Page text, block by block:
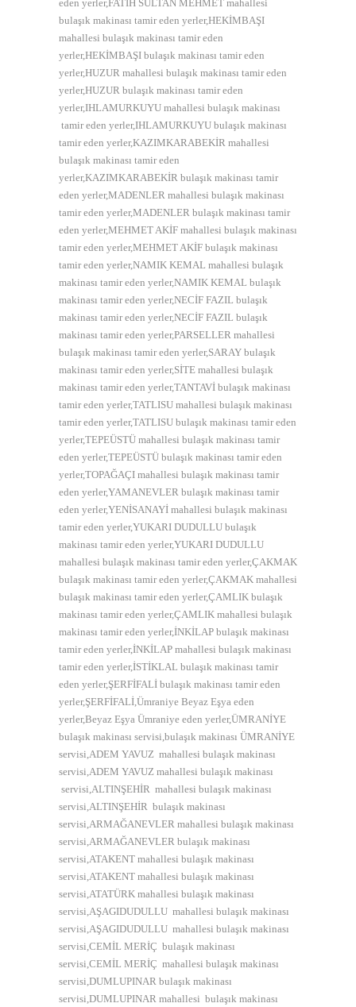
eden yerler,FATİH SULTAN MEHMET mahallesi
bulaşık makinası tamir eden yerler,HEKİMBAŞI
mahallesi bulaşık makinası tamir eden
yerler,HEKİMBAŞI bulaşık makinası tamir eden
yerler,HUZUR mahallesi bulaşık makinası tamir eden
yerler,HUZUR bulaşık makinası tamir eden
yerler,IHLAMURKUYU mahallesi bulaşık makinası
tamir eden yerler,IHLAMURKUYU bulaşık makinası
tamir eden yerler,KAZIMKARABEKİR mahallesi
bulaşık makinası tamir eden
yerler,KAZIMKARABEKİR bulaşık makinası tamir
eden yerler,MADENLER mahallesi bulaşık makinası
tamir eden yerler,MADENLER bulaşık makinası tamir
eden yerler,MEHMET AKİF mahallesi bulaşık makinası
tamir eden yerler,MEHMET AKİF bulaşık makinası
tamir eden yerler,NAMIK KEMAL mahallesi bulaşık
makinası tamir eden yerler,NAMIK KEMAL bulaşık
makinası tamir eden yerler,NECİF FAZIL bulaşık
makinası tamir eden yerler,NECİF FAZIL bulaşık
makinası tamir eden yerler,PARSELLER mahallesi
bulaşık makinası tamir eden yerler,SARAY bulaşık
makinası tamir eden yerler,SİTE mahallesi bulaşık
makinası tamir eden yerler,TANTAVİ bulaşık makinası
tamir eden yerler,TATLISU mahallesi bulaşık makinası
tamir eden yerler,TATLISU bulaşık makinası tamir eden
yerler,TEPEÜSTÜ mahallesi bulaşık makinası tamir
eden yerler,TEPEÜSTÜ bulaşık makinası tamir eden
yerler,TOPAĞAÇI mahallesi bulaşık makinası tamir
eden yerler,YAMANEVLER bulaşık makinası tamir
eden yerler,YENİSANAYİ mahallesi bulaşık makinası
tamir eden yerler,YUKARI DUDULLU bulaşık
makinası tamir eden yerler,YUKARI DUDULLU
mahallesi bulaşık makinası tamir eden yerler,ÇAKMAK
bulaşık makinası tamir eden yerler,ÇAKMAK mahallesi
bulaşık makinası tamir eden yerler,ÇAMLIK bulaşık
makinası tamir eden yerler,ÇAMLIK mahallesi bulaşık
makinası tamir eden yerler,İNKİLAP bulaşık makinası
tamir eden yerler,İNKİLAP mahallesi bulaşık makinası
tamir eden yerler,İSTİKLAL bulaşık makinası tamir
eden yerler,ŞERFİFALİ bulaşık makinası tamir eden
yerler,ŞERFİFALİ,Ümraniye Beyaz Eşya eden
yerler,Beyaz Eşya Ümraniye eden yerler,ÜMRANİYE
bulaşık makinası servisi,bulaşık makinası ÜMRANİYE
servisi,ADEM YAVUZ mahallesi bulaşık makinası
servisi,ADEM YAVUZ mahallesi bulaşık makinası
servisi,ALTINŞEHİR mahallesi bulaşık makinası
servisi,ALTINŞEHİR bulaşık makinası
servisi,ARMAĞANEVLER mahallesi bulaşık makinası
servisi,ARMAĞANEVLER bulaşık makinası
servisi,ATAKENT mahallesi bulaşık makinası
servisi,ATAKENT mahallesi bulaşık makinası
servisi,ATATÜRK mahallesi bulaşık makinası
servisi,AŞAGIDUDULLU mahallesi bulaşık makinası
servisi,AŞAGIDUDULLU mahallesi bulaşık makinası
servisi,CEMİL MERİÇ bulaşık makinası
servisi,CEMİL MERİÇ mahallesi bulaşık makinası
servisi,DUMLUPINAR bulaşık makinası
servisi,DUMLUPINAR mahallesi bulaşık makinası